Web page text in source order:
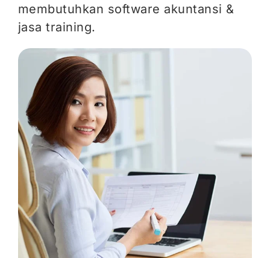
membutuhkan software akuntansi &
jasa training.